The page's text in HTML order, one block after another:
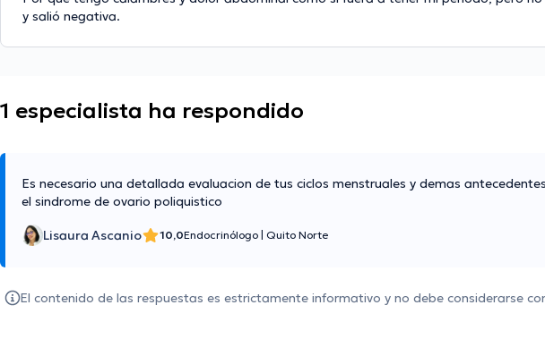
y salió negativa.
1 especialista ha respondido
Es necesario una detallada evaluacion de tus ciclos menstruales y demas
el sindrome de ovario poliquistico
Lisaura Ascanio 10,0Endocrinólogo Quito Norte
El contenido de las respuestas es estrictamente informativo y no debe considerarse